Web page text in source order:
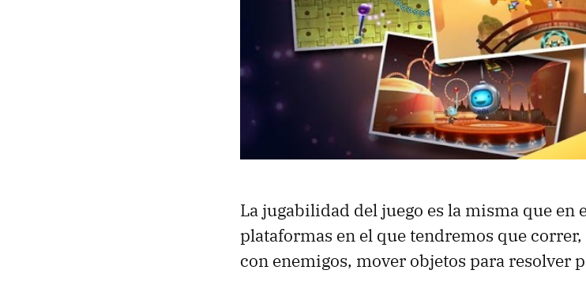
La jugabilidad del juego es la misma que en
plataformas en el que tendremos que
con enemigos, mover objetos para resolver